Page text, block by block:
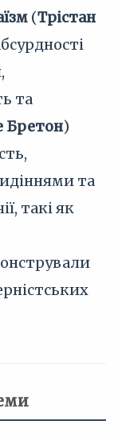
(Трістан
та
Бретон)
та
такі як